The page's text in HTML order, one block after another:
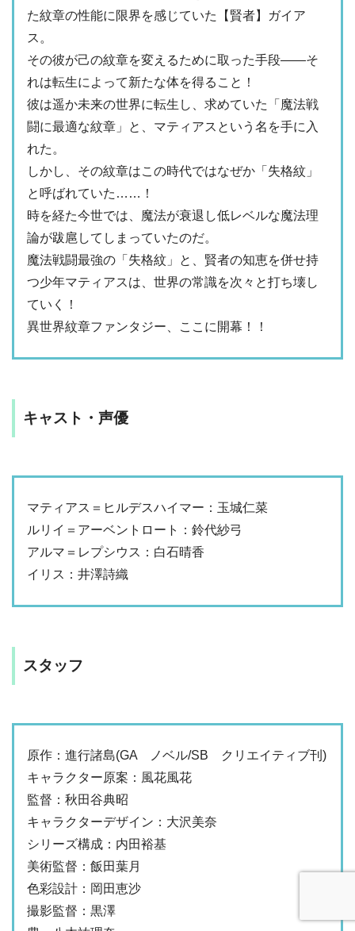
た紋章の性能に限界を感じていた【賢者】ガイア
ス。
その彼が己の紋章を変えるために取った手段――そ
れは転生によって新たな体を得ること！
彼は遥か未来の世界に転生し、求めていた「魔法戦
闘に最適な紋章」と、マティアスという名を手に入
れた。
しかし、その紋章はこの時代ではなぜか「失格紋」
と呼ばれていた……！
時を経た今世では、魔法が衰退し低レベルな魔法理
論が跋扈してしまっていたのだ。
魔法戦闘最強の「失格紋」と、賢者の知恵を併せ持
つ少年マティアスは、世界の常識を次々と打ち壊し
ていく！
異世界紋章ファンタジー、ここに開幕！！
キャスト・声優
マティアス＝ヒルデスハイマー：玉城仁菜
ルリイ＝アーベントロート：鈴代紗弓
アルマ＝レプシウス：白石晴香
イリス：井澤詩織
スタッフ
原作：進行諸島(GA ノベル/SB クリエイティブ刊)
キャラクター原案：風花風花
監督：秋田谷典昭
キャラクターデザイン：大沢美奈
シリーズ構成：内田裕基
美術監督：飯田葉月
色彩設計：岡田恵沙
撮影監督：黒澤